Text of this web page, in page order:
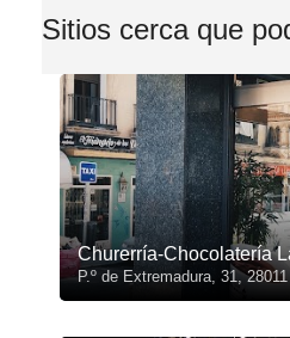
Sitios cerca que
Churerría-Chocolatería
P.º de Extremadura, 31,